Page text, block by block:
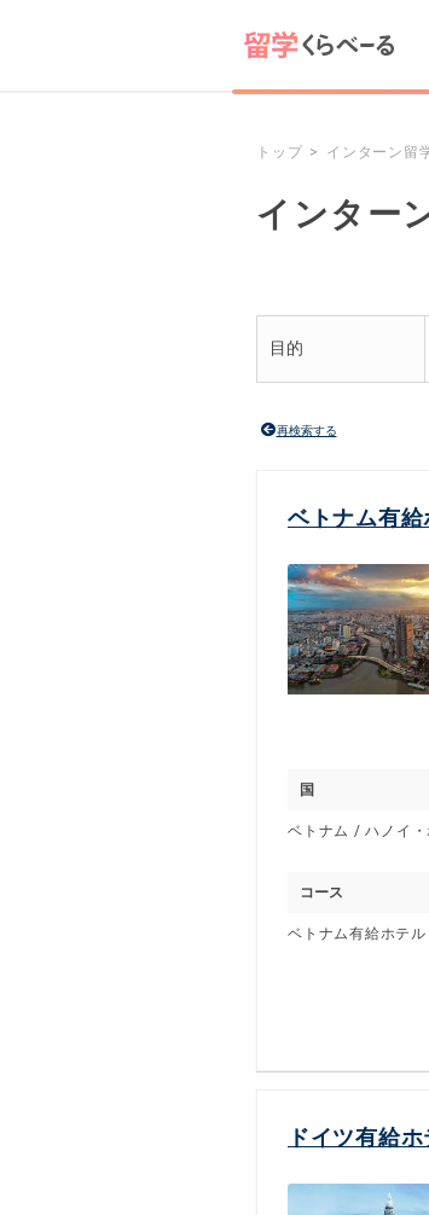
トップ インターン留
インター
目的
再検索する
ベトナム有
国
ベトナム / ハノイ
コース
ベトナム有給ホテ
ドイツ有給